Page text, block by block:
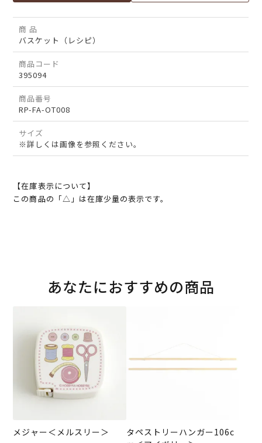
商 品
バスケット（レシピ）
商品コード
395094
商品番号
RP-FA-OT008
サイズ
※詳しくは画像を参照ください。
【在庫表示について】
この商品の「△」は在庫少量の表示です。
あなたにおすすめの商品
メジャー＜メルスリー＞
タペストリーハンガー106c